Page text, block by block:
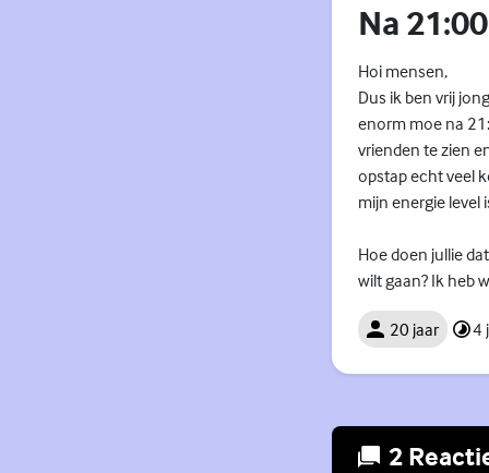
Na
Hoi mensen,
Dus ik ben vrij
enorm moe na
vrienden te zien
opstap echt veel
mijn energie level
Hoe doen jullie
wilt gaan? Ik heb
20 jaar 4
2